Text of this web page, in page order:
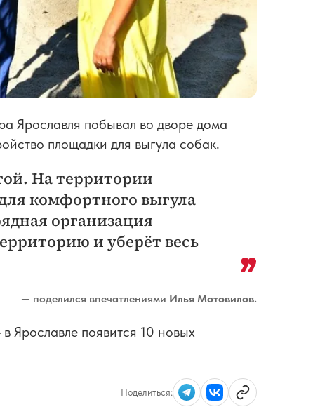
Ярославля побывал во дворе дома
площадки для выгула собак.
На территории
комфортного выгула
организация
и уберёт весь
— поделился впечатлениями Илья Мотовилов.
Ярославле появится 10 новых
Поделиться: